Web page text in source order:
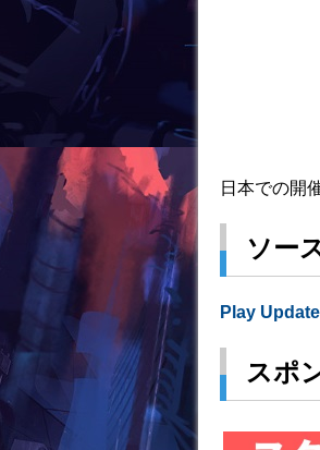
日本での開
ソー
Play
スポ